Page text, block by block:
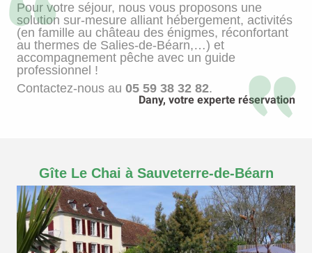
Pour votre séjour, nous vous proposons une
solution sur-mesure alliant hébergement, activités
(en famille au château des énigmes, réconfortant
au thermes de Salies-de-Béarn,…) et
accompagnement pêche avec un guide
professionnel !
Contactez-nous au 05 59 38 32 82.
Dany, votre experte réservation
Gîte Le Chai à Sauveterre-de-Béarn